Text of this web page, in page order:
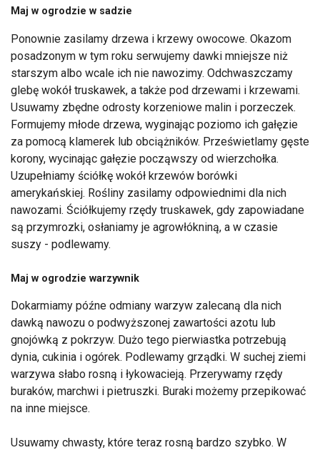
Maj w ogrodzie w sadzie
Ponownie zasilamy drzewa i krzewy owocowe. Okazom
posadzonym w tym roku serwujemy dawki mniejsze niż
starszym albo wcale ich nie nawozimy. Odchwaszczamy
glebę wokół truskawek, a także pod drzewami i krzewami.
Usuwamy zbędne odrosty korzeniowe malin i porzeczek.
Formujemy młode drzewa, wyginając poziomo ich gałęzie
za pomocą klamerek lub obciążników. Prześwietlamy gęste
korony, wycinając gałęzie począwszy od wierzchołka.
Uzupełniamy ściółkę wokół krzewów borówki
amerykańskiej. Rośliny zasilamy odpowiednimi dla nich
nawozami. Ściółkujemy rzędy truskawek, gdy zapowiadane
są przymrozki, osłaniamy je agrowłókniną, a w czasie
suszy - podlewamy.
Maj w ogrodzie warzywnik
Dokarmiamy późne odmiany warzyw zalecaną dla nich
dawką nawozu o podwyższonej zawartości azotu lub
gnojówką z pokrzyw. Dużo tego pierwiastka potrzebują
dynia, cukinia i ogórek. Podlewamy grządki. W suchej ziemi
warzywa słabo rosną i łykowacieją. Przerywamy rzędy
buraków, marchwi i pietruszki. Buraki możemy przepikować
na inne miejsce.
Usuwamy chwasty, które teraz rosną bardzo szybko. W